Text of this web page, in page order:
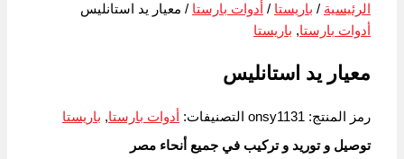
الرئيسية / باريستا / أدوات بارستا / معيار يد استانليس
أدوات بارستا, باريستا
معيار يد استانليس
رمز المنتج:onsy1131 التصنيفات: أدوات بارستا, باريستا
توصيل و توريد و تركيب في جميع أنحاء مصر